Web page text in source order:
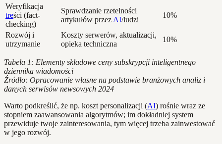
Weryfikacja
treści (fact-
checking)
Sprawdzanie rzetelności
artykułów przez AI/ludzi
10%
Rozwój i
utrzymanie
Koszty serwerów, aktualizacji,
opieka techniczna
10%
Tabela 1: Elementy składowe ceny subskrypcji inteligentnego
dziennika wiadomości
Źródło: Opracowanie własne na podstawie branżowych analiz i
danych serwisów newsowych 2024
Warto podkreślić, że np. koszt personalizacji (AI) rośnie wraz ze
stopniem zaawansowania algorytmów; im dokładniej system
przewiduje twoje zainteresowania, tym więcej trzeba zainwestować
w jego rozwój.